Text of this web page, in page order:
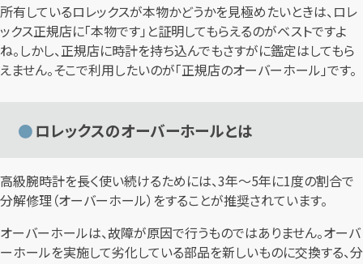
所有しているロレックスが本物かどうかを見極めたいときは、ロレ
ックス正規店に「本物です」と証明してもらえるのがベストですよ
ね。しかし、正規店に時計を持ち込んでもさすがに鑑定はしてもら
えません。そこで利用したいのが「正規店のオーバーホール」です。
ロレックスのオーバーホールとは
高級腕時計を長く使い続けるためには、3年〜5年に1度の割合で
分解修理（オーバーホール）をすることが推奨されています。
オーバーホールは、故障が原因で行うものではありません。オーバ
ーホールを実施して劣化している部品を新しいものに交換する、分